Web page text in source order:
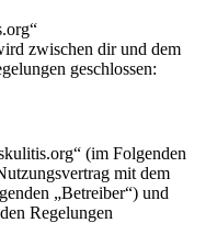
zwischen dir und dem
geschlossen:
(im Folgenden
mit dem
„Betreiber“) und
Regelungen